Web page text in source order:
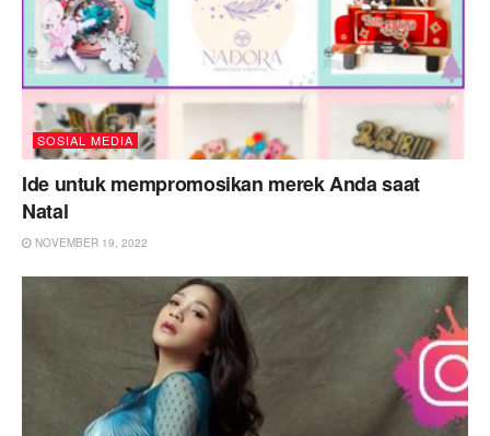
SOSIAL MEDIA
Ide untuk mempromosikan merek Anda saat
Natal
NOVEMBER 19, 2022